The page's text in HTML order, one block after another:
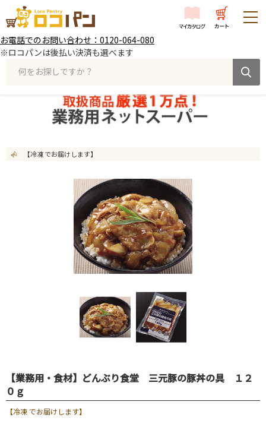
お電話でのお問い合わせ：0120-064-080
※ロコパンは後払い決済も選べます
何をお探しですか？
【冷凍 でお届けします】
【業務用・食材】どんぶり食堂 三元豚の豚丼の具 １２
０ｇ
【冷凍 でお届けします】